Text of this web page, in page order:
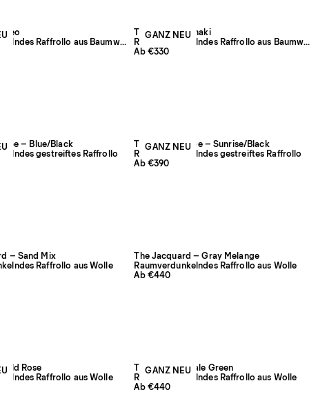
Leo
Raumverdunkelndes Raffrollo aus Baumwolle und Leinen
GANZ NEU
The Shade – Khaki
Raumverdunkelndes Raffrollo aus Baumwolle und Leinen
Ab €330
– Blue/Black
gestreiftes Raffrollo
GANZ NEU
The Triple Stripe – Sunrise/Black
Raumverdunkelndes gestreiftes Raffrollo
Ab €390
– Sand Mix
Raffrollo aus Wolle
The Jacquard – Gray Melange
Raumverdunkelndes Raffrollo aus Wolle
Ab €440
Old Rose
Raffrollo aus Wolle
GANZ NEU
The Grand – Pale Green
Raumverdunkelndes Raffrollo aus Wolle
Ab €440